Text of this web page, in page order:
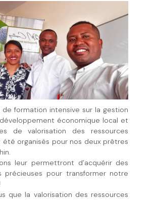
de formation intensive sur la gestion
économique local et
de valorisation des ressources
organisés pour nos deux prêtres
leur permettront d’acquérir des
précieuses pour transformer notre
que la valorisation des ressources